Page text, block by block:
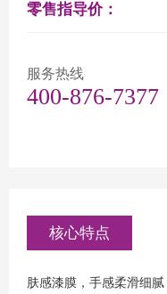
零售指导价：
服务热线
400-876-7377
核心特点
肤感漆膜，手感柔滑细腻